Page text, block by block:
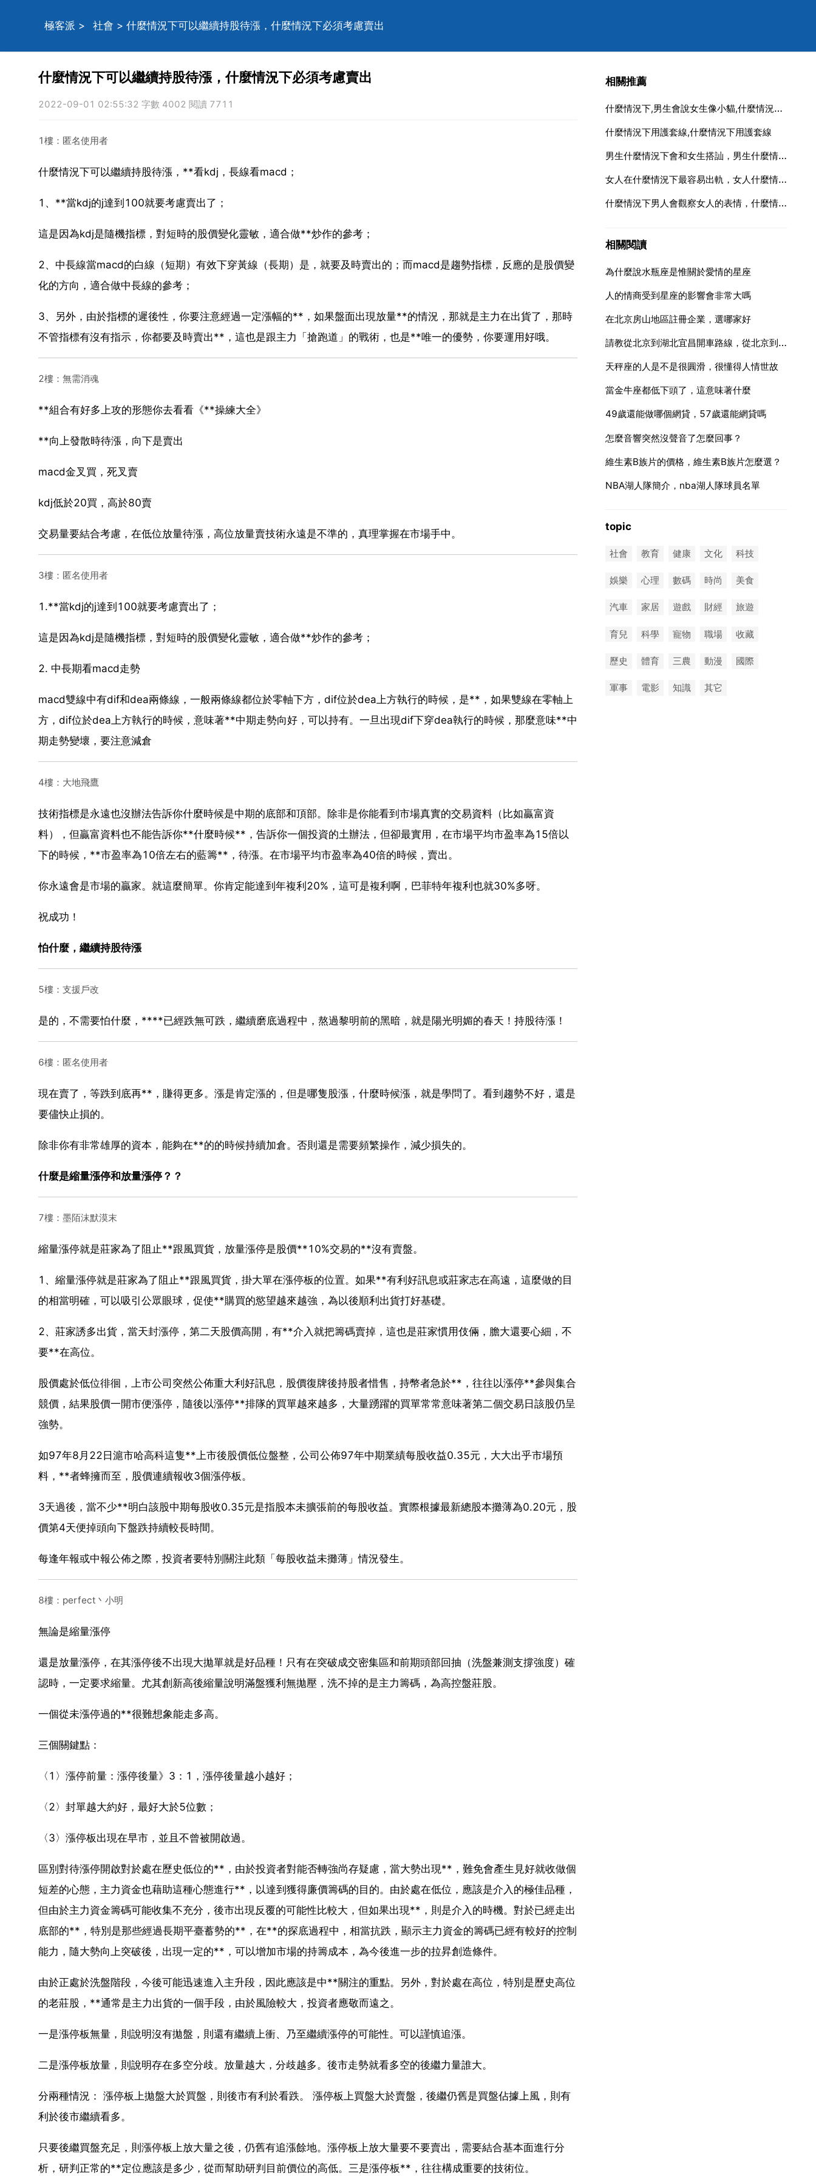
極客派 > 社會 > 什麼情況下可以繼續持股待漲，什麼情況下必須考慮賣出
什麼情況下可以繼續持股待漲，什麼情況下必須考慮賣出
2022-09-01 02:55:32 字數 4002 閱讀 7711
1樓：匿名使用者
什麼情況下可以繼續持股待漲，**看kdj，長線看macd；
1、**當kdj的j達到100就要考慮賣出了；
這是因為kdj是隨機指標，對短時的股價變化靈敏，適合做**炒作的參考；
2、中長線當macd的白線（短期）有效下穿黃線（長期）是，就要及時賣出的；而macd是趨勢指標，反應的是股價變
化的方向，適合做中長線的參考；
3、另外，由於指標的遲後性，你要注意經過一定漲幅的**，如果盤面出現放量**的情況，那就是主力在出貨了，那時
不管指標有沒有指示，你都要及時賣出**，這也是跟主力「搶跑道」的戰術，也是**唯一的優勢，你要運用好哦。
2樓：無需消魂
**組合有好多上攻的形態你去看看《**操練大全》
**向上發散時待漲，向下是賣出
macd金叉買，死叉賣
kdj低於20買，高於80賣
交易量要結合考慮，在低位放量待漲，高位放量賣技術永遠是不準的，真理掌握在市場手中。
3樓：匿名使用者
1.**當kdj的j達到100就要考慮賣出了；
這是因為kdj是隨機指標，對短時的股價變化靈敏，適合做**炒作的參考；
2. 中長期看macd走勢
macd雙線中有dif和dea兩條線，一般兩條線都位於零軸下方，dif位於dea上方執行的時候，是**，如果雙線在零軸上
方，dif位於dea上方執行的時候，意味著**中期走勢向好，可以持有。一旦出現dif下穿dea執行的時候，那麼意味**中
期走勢變壞，要注意減倉
4樓：大地飛鷹
技術指標是永遠也沒辦法告訴你什麼時候是中期的底部和頂部。除非是你能看到市場真實的交易資料（比如贏富資
料），但贏富資料也不能告訴你**什麼時候**，告訴你一個投資的土辦法，但卻最實用，在市場平均市盈率為15倍以
下的時候，**市盈率為10倍左右的藍籌**，待漲。在市場平均市盈率為40倍的時候，賣出。
你永遠會是市場的贏家。就這麼簡單。你肯定能達到年複利20%，這可是複利啊，巴菲特年複利也就30%多呀。
祝成功！
怕什麼，繼續持股待漲
5樓：支援戶改
是的，不需要怕什麼，****已經跌無可跌，繼續磨底過程中，熬過黎明前的黑暗，就是陽光明媚的春天！持股待漲！
6樓：匿名使用者
現在賣了，等跌到底再**，賺得更多。漲是肯定漲的，但是哪隻股漲，什麼時候漲，就是學問了。看到趨勢不好，還是
要儘快止損的。
除非你有非常雄厚的資本，能夠在**的的時候持續加倉。否則還是需要頻繁操作，減少損失的。
什麼是縮量漲停和放量漲停？？
7樓：墨陌沫默漠末
縮量漲停就是莊家為了阻止**跟風買貨，放量漲停是股價**10%交易的**沒有賣盤。
1、縮量漲停就是莊家為了阻止**跟風買貨，掛大單在漲停板的位置。如果**有利好訊息或莊家志在高遠，這麼做的目
的相當明確，可以吸引公眾眼球，促使**購買的慾望越來越強，為以後順利出貨打好基礎。
2、莊家誘多出貨，當天封漲停，第二天股價高開，有**介入就把籌碼賣掉，這也是莊家慣用伎倆，膽大還要心細，不
要**在高位。
股價處於低位徘徊，上市公司突然公佈重大利好訊息，股價復牌後持股者惜售，持幣者急於**，往往以漲停**參與集合
競價，結果股價一開市便漲停，隨後以漲停**排隊的買單越來越多，大量踴躍的買單常常意味著第二個交易日該股仍呈
強勢。
如97年8月22日滬市哈高科這隻**上市後股價低位盤整，公司公佈97年中期業績每股收益0.35元，大大出乎市場預
料，**者蜂擁而至，股價連續報收3個漲停板。
3天過後，當不少**明白該股中期每股收0.35元是指股本未擴張前的每股收益。實際根據最新總股本攤薄為0.20元，股
價第4天便掉頭向下盤跌持續較長時間。
每逢年報或中報公佈之際，投資者要特別關注此類「每股收益未攤薄」情況發生。
8樓：perfect丶小明
無論是縮量漲停
還是放量漲停，在其漲停後不出現大拋單就是好品種！只有在突破成交密集區和前期頭部回抽（洗盤兼測支撐強度）確
認時，一定要求縮量。尤其創新高後縮量說明滿盤獲利無拋壓，洗不掉的是主力籌碼，為高控盤莊股。
一個從未漲停過的**很難想象能走多高。
三個關鍵點：
〈1〉漲停前量：漲停後量》3：1，漲停後量越小越好；
〈2〉封單越大約好，最好大於5位數；
〈3〉漲停板出現在早市，並且不曾被開啟過。
區別對待漲停開啟對於處在歷史低位的**，由於投資者對能否轉強尚存疑慮，當大勢出現**，難免會產生見好就收做個
短差的心態，主力資金也藉助這種心態進行**，以達到獲得廉價籌碼的目的。由於處在低位，應該是介入的極佳品種，
但由於主力資金籌碼可能收集不充分，後市出現反覆的可能性比較大，但如果出現**，則是介入的時機。對於已經走出
底部的**，特別是那些經過長期平臺蓄勢的**，在**的探底過程中，相當抗跌，顯示主力資金的籌碼已經有較好的控制
能力，隨大勢向上突破後，出現一定的**，可以增加市場的持籌成本，為今後進一步的拉昇創造條件。
由於正處於洗盤階段，今後可能迅速進入主升段，因此應該是中**關注的重點。另外，對於處在高位，特別是歷史高位
的老莊股，**通常是主力出貨的一個手段，由於風險較大，投資者應敬而遠之。
一是漲停板無量，則說明沒有拋盤，則還有繼續上衝、乃至繼續漲停的可能性。可以謹慎追漲。
二是漲停板放量，則說明存在多空分歧。放量越大，分歧越多。後市走勢就看多空的後繼力量誰大。
分兩種情況： 漲停板上拋盤大於買盤，則後市有利於看跌。 漲停板上買盤大於賣盤，後繼仍舊是買盤佔據上風，則有
利於後市繼續看多。
只要後繼買盤充足，則漲停板上放大量之後，仍舊有追漲餘地。漲停板上放大量要不要賣出，需要結合基本面進行分
析，研判正常的**定位應該是多少，從而幫助研判目前價位的高低。三是漲停板**，往往構成重要的技術位。
相關推薦
什麼情況下,男生會說女生像小貓,什麼情況下,男生會說一個女生像小貓
什麼情況下用護套線,什麼情況下用護套線
男生什麼情況下會和女生搭訕，男生什麼情況下會和一個女生搭訕？
女人在什麼情況下最容易出軌，女人什麼情況下容易出軌 5點道出她們的真
什麼情況下男人會觀察女人的表情，什麼情況下 一個男人會觀察一個女人的表情？？
相關閱讀
為什麼說水瓶座是惟關於愛情的星座
人的情商受到星座的影響會非常大嗎
在北京房山地區註冊企業，選哪家好
請教從北京到湖北宜昌開車路線，從北京到宜昌自己開車怎麼走
天秤座的人是不是很圓滑，很懂得人情世故
當金牛座都低下頭了，這意味著什麼
49歲還能做哪個網貸，57歲還能網貸嗎
怎麼音響突然沒聲音了怎麼回事？
維生素B族片的價格，維生素B族片怎麼選？
NBA湖人隊簡介，nba湖人隊球員名單
topic
社會 教育 健康 文化 科技
娛樂 心理 數碼 時尚 美食
汽車 家居 遊戲 財經 旅遊
育兒 科學 寵物 職場 收藏
歷史 體育 三農 動漫 國際
軍事 電影 知識 其它